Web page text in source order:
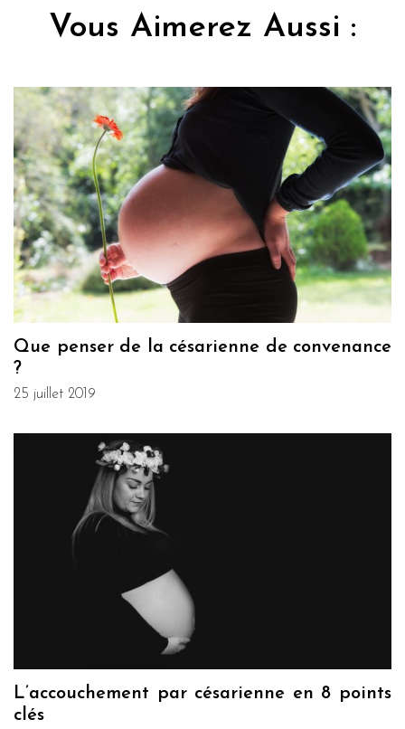
Vous Aimerez Aussi :
Que penser de la césarienne de convenance
?
25 juillet 2019
L’accouchement par césarienne en 8 points
clés